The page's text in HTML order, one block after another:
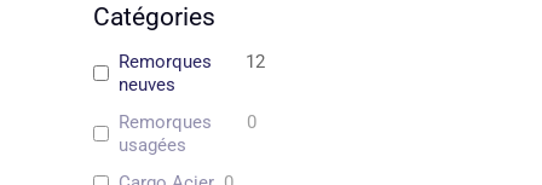
Catégories
Remorques
neuves
12
Remorques
usagées
0